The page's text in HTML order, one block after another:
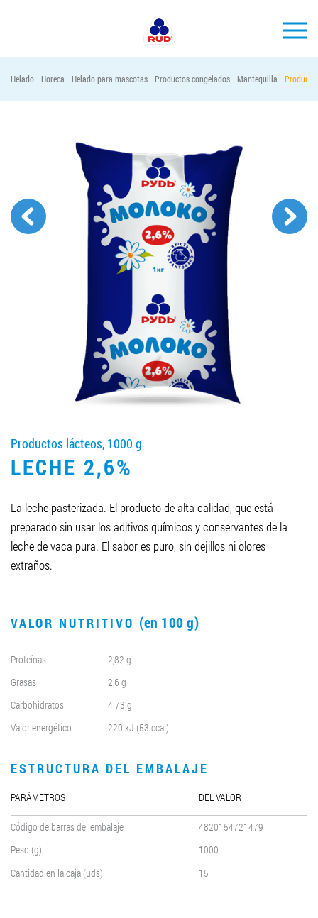
EMPRESA
Horeca
Contactos
Vacantes
PEDIR PRODUCTOS "RUD":
LLEGAR A SER SOCIO
0412 48 28 17
0412 42 29 23
Helado Horeca Helado para mascotas Productos congelados Mantequilla
Productos lácteos, 1000 g
LECHE 2,6%
La leche pasterizada. El producto de alta calidad, que está
preparado sin usar los aditivos químicos y conservantes de la
leche de vaca pura. El sabor es puro, sin dejillos ni olores
extraños.
VALOR NUTRITIVO (en 100 g)
Proteínas
2,82 g
Grasas
2,6 g
Carbohidratos
4.73 g
Valor energético
220 kJ (53 ccal)
ESTRUCTURA DEL EMBALAJE
PARÁMETROS DEL VALOR
Código de barras del embalaje
4820154721479
Peso (g)
1000
Cantidad en la caja (uds)
15